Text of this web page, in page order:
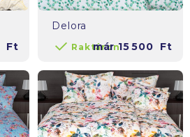
Ft
Delora
Raktáron
már15 500 Ft